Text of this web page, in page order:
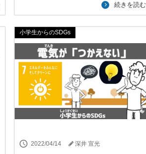
続きを読む
小学生からのSDGs
2022/04/14 深井 宣光